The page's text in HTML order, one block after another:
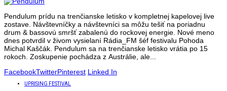
Pendulum prídu na trenčianske letisko v kompletnej kapelovej live
zostave. Návštevníčky a návštevníci sa môžu tešiť na poriadnu
drum & bassovú smršť zabalenú do rockovej energie. Nové meno
dnes potvrdil v živom vysielaní Rádia_FM šéf festivalu Pohoda
Michal Kaščák. Pendulum sa na trenčianske letisko vrátia po 15
rokoch. Zoskupenie pochádza z Austrálie, ale...
FacebookTwitterPinterest Linked In
UPRISING FESTIVAL